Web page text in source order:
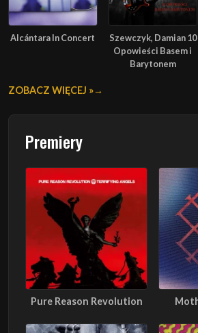
Alcántara In Concert
Szewczyk, Damian 10
Opowieści Basem i
Barytonem
ZOBACZ WIĘCEJ »
Premiery
Pure Reason Revolution